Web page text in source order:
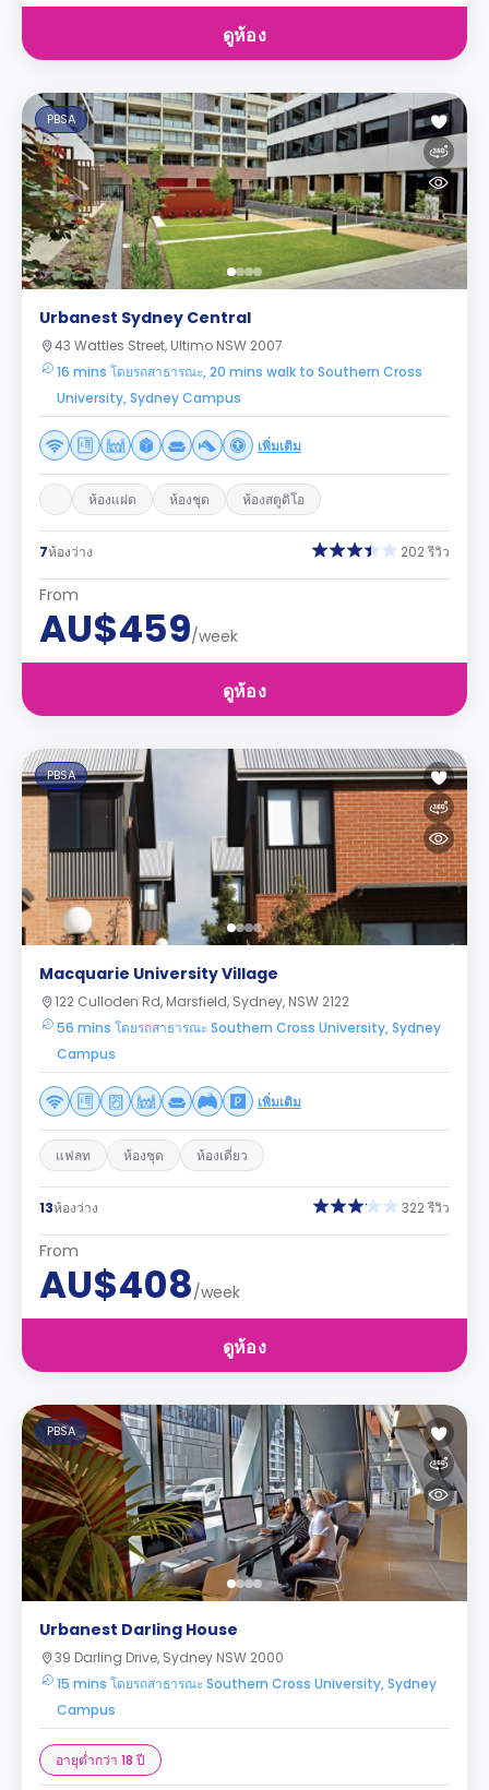
ดูห้อง
PBSA
Urbanest Sydney Central
43 Wattles Street, Ultimo NSW 2007
16 mins โดยรถสาธารณะ, 20 mins walk to Southern Cross
University, Sydney Campus
เพิ่มเติม
ห้องแฝด ห้องชุด ห้องสตูดิโอ
7ห้องว่าง 202 รีวิว
From
AU$459/week
ดูห้อง
PBSA
Macquarie University Village
122 Culloden Rd, Marsfield, Sydney, NSW 2122
56 mins โดยรถสาธารณะ Southern Cross University, Sydney
Campus
เพิ่มเติม
แฟลท ห้องชุด ห้องเดี่ยว
13ห้องว่าง 322 รีวิว
From
AU$408/week
ดูห้อง
PBSA
Urbanest Darling House
39 Darling Drive, Sydney NSW 2000
15 mins โดยรถสาธารณะ Southern Cross University, Sydney
Campus
อายุต่ำกว่า 18 ปี